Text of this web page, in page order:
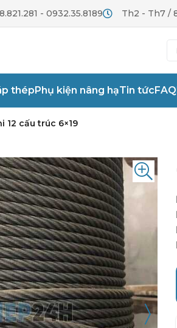
- 0932.35.8189 Th2 - Th7 /
thépPhụ kiện nâng hạTin tứcFAQ
12 cấu trúc 6×19
〉